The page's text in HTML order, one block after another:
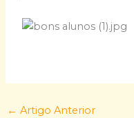
← Artigo Anterior